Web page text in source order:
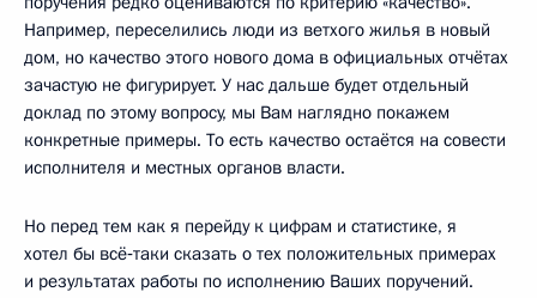
Например, переселились люди из ветхого жилья в новый
дом, но качество этого нового дома в официальных отчётах
зачастую не фигурирует. У нас дальше будет отдельный
доклад по этому вопросу, мы Вам наглядно покажем
конкретные примеры. То есть качество остаётся на совести
исполнителя и местных органов власти.
Но перед тем как я перейду к цифрам и статистике, я
хотел бы всё‑таки сказать о тех положительных примерах
и результатах работы по исполнению Ваших поручений.